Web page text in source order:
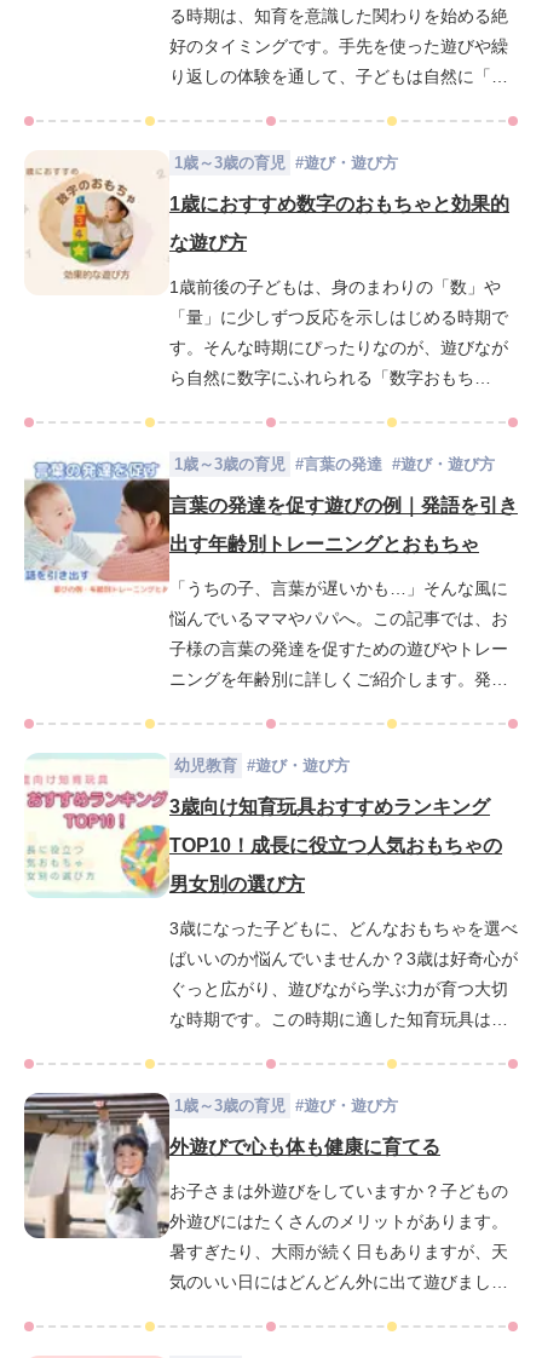
や、毎日の育児に絵本を取り入れたい新米マ
マ・パパにも役立つ内容になっています。赤
ちゃんとの絵本時間を、もっと楽しく、もっ
る時期は、知育を意識した関わりを始める絶
好のタイミングです。手先を使った遊びや繰
り返しの体験を通して、子どもは自然に「数
は一人ひとり異なるため、どのようなおもち
ゃを選べばよいか、日常の中でどう数字に触
れさせればよいか悩む方も多いのではないで
しょうか。この記事では、2歳児の発達段階に
合わせたおすすめの数字のおもちゃを8点紹介
します。さらに、家庭で取り入れやすい数字
の学習法もご紹介します。お子さまの「好
き」が「学び」に変わる日常をつくるヒント
1歳～3歳の育児 #遊び・遊び方
1歳におすすめ数字のおもちゃと効果的
な遊び方
1歳前後の子どもは、身のまわりの「数」や
「量」に少しずつ反応を示しはじめる時期で
す。そんな時期にぴったりなのが、遊びなが
ら自然に数字にふれられる「数字おもち
によって、興味の持ち方や遊び方に差が出る
こともあります。この記事では、1歳児の発達
育効果を高める遊び方の工夫をわかりやすく
解説します。安全性や視覚的なわかりやすさ
にも注目しながら、親子で楽しめる実践アイ
デアが満載です。さらに「家庭だけでの関わ
り方に不安がある」という方には、幼児教室
い！」という気持ちを育てるために、今日か
らできる工夫を一緒に見つけていきましょ
1歳～3歳の育児 #言葉の発達 #遊び・遊び方
言葉の発達を促す遊びの例｜発語を引き
出す年齢別トレーニングとおもちゃ
「うちの子、言葉が遅いかも…」そんな風に
悩んでいるママやパパへ。この記事では、お
子様の言葉の発達を促すための遊びやトレー
ニングを年齢別に詳しくご紹介します。発語
びを通して、お子様の言葉の成長をサポート
しませんか？専門的な知識に基づいた情報を
てみてください。親子で楽しみながら、お子
様の成長を見守っていきましょう！
幼児教育 #遊び・遊び方
3歳向け知育玩具おすすめランキング
TOP10！成長に役立つ人気おもちゃの
男女別の選び方
3歳になった子どもに、どんなおもちゃを選べ
ばいいのか悩んでいませんか？3歳は好奇心が
ぐっと広がり、遊びながら学ぶ力が育つ大切
な時期です。この時期に適した知育玩具は、
めの知育玩具をランキング形式でご紹介しま
す。男の子・女の子それぞれの特性に合った
び方も詳しく解説。誕生日やクリスマスのプ
レゼントにもぴったりな人気商品を厳選しま
した。お子さまの成長を応援する知育玩具選
びの参考に、ぜひ最後までご覧ください！
1歳～3歳の育児 #遊び・遊び方
外遊びで心も体も健康に育てる
お子さまは外遊びをしていますか？子どもの
外遊びにはたくさんのメリットがあります。
暑すぎたり、大雨が続く日もありますが、天
気のいい日にはどんどん外に出て遊びましょ